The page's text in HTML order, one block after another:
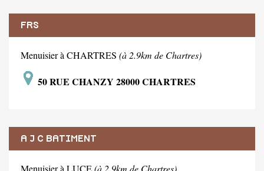
FRS
Menuisier à CHARTRES (à 2.9km de Chartres)
50 RUE CHANZY 28000 CHARTRES
A J C BATIMENT
Menuisier à LUCE(à 2.9km de Chartres)